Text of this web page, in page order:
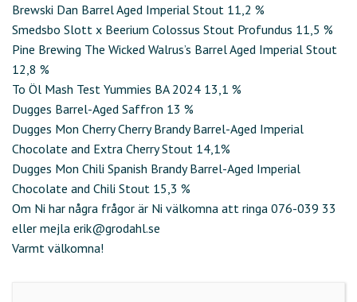
Brewski Dan Barrel Aged Imperial Stout 11,2 %
Smedsbo Slott x Beerium Colossus Stout Profundus 11,5 %
Pine Brewing The Wicked Walrus’s Barrel Aged Imperial Stout
12,8 %
To Öl Mash Test Yummies BA 2024 13,1 %
Dugges Barrel-Aged Saffron 13 %
Dugges Mon Cherry Cherry Brandy Barrel-Aged Imperial
Chocolate and Extra Cherry Stout 14,1%
Dugges Mon Chili Spanish Brandy Barrel-Aged Imperial
Chocolate and Chili Stout 15,3 %
Om Ni har några frågor är Ni välkomna att ringa 076-039 33
eller mejla erik@grodahl.se
Varmt välkomna!